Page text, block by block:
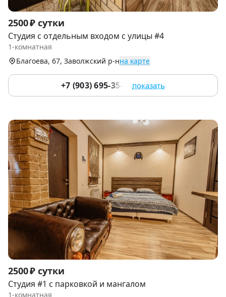
Item
1
of
2500 ₽ сутки
Студия с отдельным входом с улицы #4
1-комнатная
Благоева, 67, Заволжский р-нна карте
+7 (903) 695-35-35 показать
Item
1
of
2500 ₽ сутки
Студия #1 с парковкой и мангалом
1-комнатная